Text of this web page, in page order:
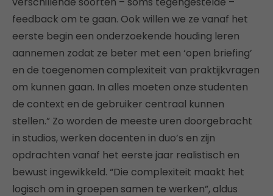
feedback om te gaan. Ook willen we ze vanaf het
eerste begin een onderzoekende houding leren
aannemen zodat ze beter met een ‘open briefing’
en de toegenomen complexiteit van praktijkvragen
om kunnen gaan. In alles moeten onze studenten
de context en de gebruiker centraal kunnen
stellen.” Zo worden de meeste uren doorgebracht
in studios, werken docenten in duo’s en zijn
opdrachten vanaf het eerste jaar realistisch en
bewust ingewikkeld. “Die complexiteit maakt het
logisch om in groepen samen te werken”, aldus